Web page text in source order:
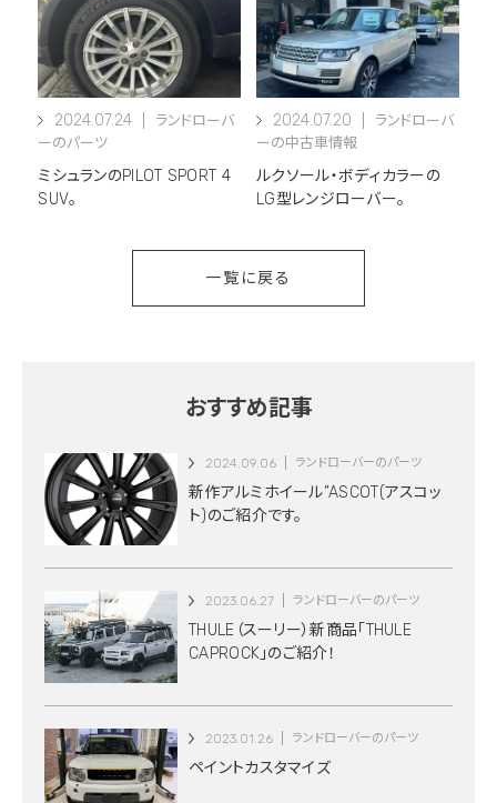
2024.07.24
ランドローバ
ーのパーツ
ミシュランのPILOT SPORT 4
SUV。
2024.07.20
ランドローバ
ーの中古車情報
ルクソール・ボディカラーの
LG型レンジローバー。
一覧に戻る
おすすめ記事
2024.09.06 ランドローバーのパーツ
新作アルミホイール”ASCOT(アスコッ
ト)のご紹介です。
2023.06.27 ランドローバーのパーツ
THULE（スーリー）新商品「THULE
CAPROCK」のご紹介！
2023.01.26 ランドローバーのパーツ
ペイントカスタマイズ